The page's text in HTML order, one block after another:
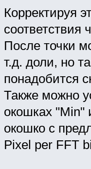
Корректируя
соответствия
После точки
т.д. доли, но
понадобится
Также можно
окошках "Min"
окошко с
Pixel per FFT